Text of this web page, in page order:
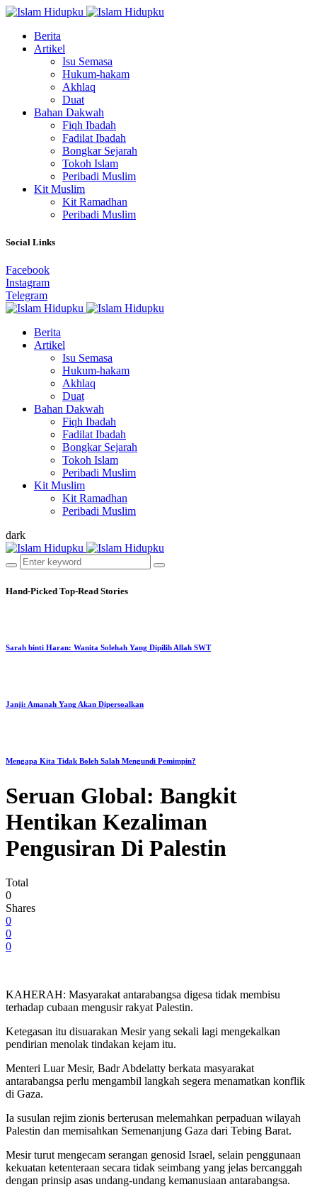
Berita
Artikel
Isu Semasa
Hukum-hakam
Akhlaq
Duat
Bahan Dakwah
Fiqh Ibadah
Fadilat Ibadah
Bongkar Sejarah
Tokoh Islam
Peribadi Muslim
Kit Muslim
Kit Ramadhan
Peribadi Muslim
Social Links
Facebook
Instagram
Telegram
Berita
Artikel
Isu Semasa
Hukum-hakam
Akhlaq
Duat
Bahan Dakwah
Fiqh Ibadah
Fadilat Ibadah
Bongkar Sejarah
Tokoh Islam
Peribadi Muslim
Kit Muslim
Kit Ramadhan
Peribadi Muslim
dark
Hand-Picked Top-Read Stories
Sarah binti Haran: Wanita Solehah Yang Dipilih Allah SWT
Janji: Amanah Yang Akan Dipersoalkan
Mengapa Kita Tidak Boleh Salah Mengundi Pemimpin?
Seruan Global: Bangkit
Hentikan Kezaliman
Pengusiran Di Palestin
Total
0
Shares
0
0
0
KAHERAH: Masyarakat antarabangsa digesa tidak membisu
terhadap cubaan mengusir rakyat Palestin.
Ketegasan itu disuarakan Mesir yang sekali lagi mengekalkan
pendirian menolak tindakan kejam itu.
Menteri Luar Mesir, Badr Abdelatty berkata masyarakat
antarabangsa perlu mengambil langkah segera menamatkan konflik
di Gaza.
Ia susulan rejim zionis berterusan melemahkan perpaduan wilayah
Palestin dan memisahkan Semenanjung Gaza dari Tebing Barat.
Mesir turut mengecam serangan genosid Israel, selain penggunaan
kekuatan ketenteraan secara tidak seimbang yang jelas bercanggah
dengan prinsip asas undang-undang kemanusiaan antarabangsa.